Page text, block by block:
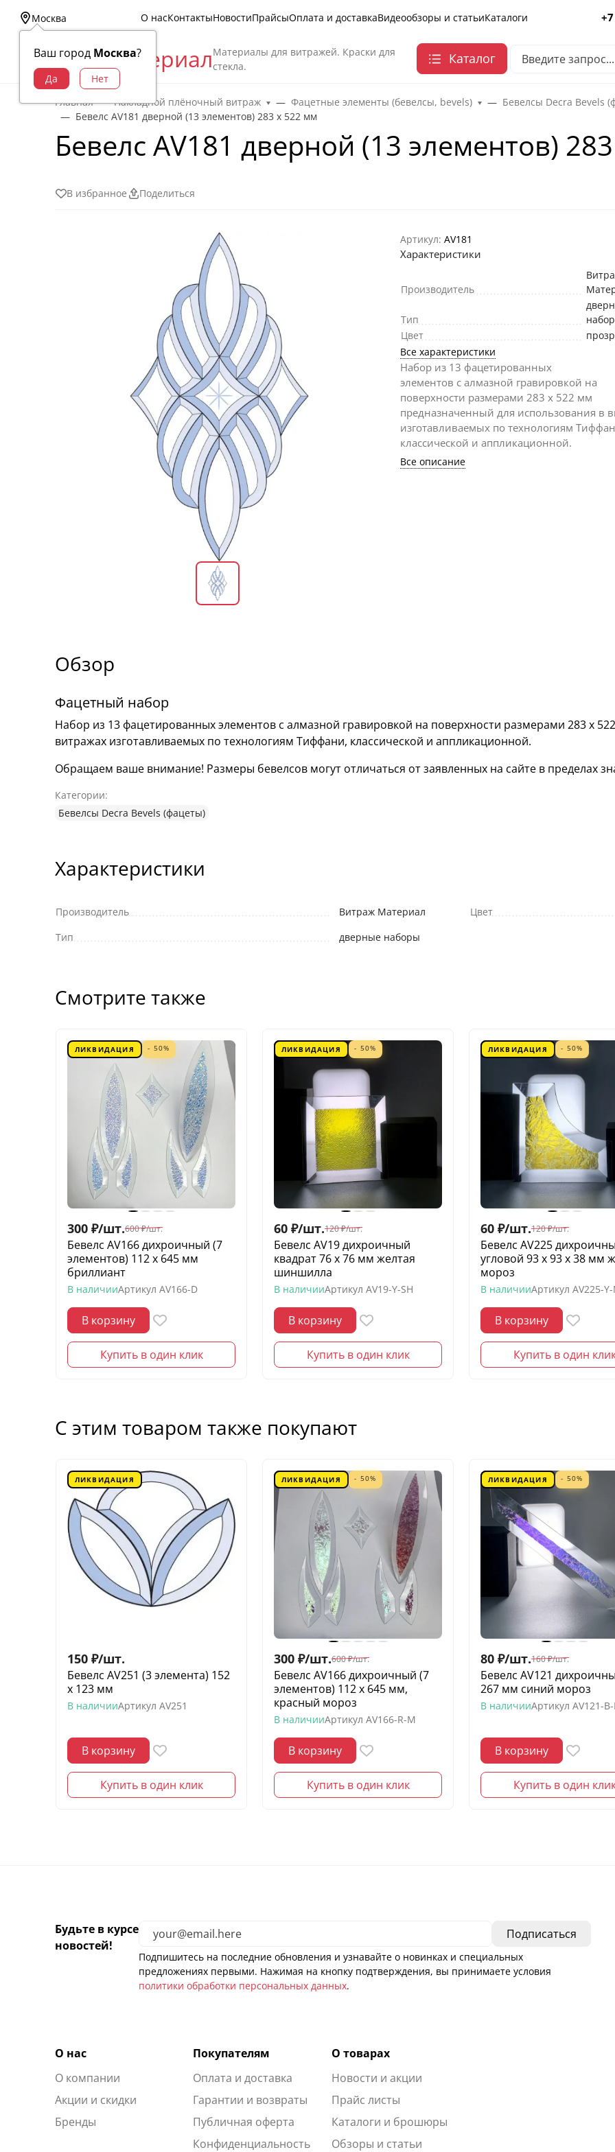
Москва
Ваш город Москва?
О насКонтактыНовостиПрайсыОплата и доставкаВидеообзоры и статьиКаталоги
Витраж МатериалМатериалы для витражей. Краски для
стекла.
Каталог
Главная Накладной плёночный витраж Фацетные элементы (бевелсы, bevels)
Бевелсы Decra Bevels
Бевелс AV181 дверной (13 элементов) 283 х 522 мм
Бевелс AV181 дверной (13 элементов)
В избранное Поделиться
Артикул: AV181
Характеристики
Производитель
Тип
Цвет
Все характеристики
Набор из 13 фацетированных
элементов с алмазной гравировкой на
поверхности размерами 283 х 522 мм
предназначенный для использования в
изготавливаемых по технологиям
классической и аппликационной.
Все описание
Обзор
Фацетный набор
Набор из 13 фацетированных элементов с алмазной гравировкой на поверхности размерами 283 х
витражах изготавливаемых по технологиям Тиффани, классической и аппликационной.
Обращаем ваше внимание! Размеры бевелсов могут отличаться от заявленных на сайте в пределах
Категории:
Бевелсы Decra Bevels (фацеты)
Характеристики
Производитель
Витраж Материал
Тип
дверные наборы
Цвет
Смотрите также
ЛИКВИДАЦИЯ - 50%
300 ₽/шт.600 ₽/шт.
Бевелс AV166 дихроичный (7
элементов) 112 х 645 мм
бриллиант
В наличииАртикул AV166-D
В корзину
Купить в один клик
ЛИКВИДАЦИЯ - 50%
60 ₽/шт.120 ₽/шт.
Бевелс AV19 дихроичный
квадрат 76 х 76 мм желтая
шиншилла
В наличииАртикул AV19-Y-SH
В корзину
Купить в один клик
ЛИКВИДАЦИЯ - 50%
60 ₽/шт.120 ₽/шт.
Бевелс AV225
угловой 93 х 93 х 38 мм
мороз
В наличииАртикул AV225-
В корзину
Купить в один
С этим товаром также покупают
ЛИКВИДАЦИЯ
150 ₽/шт.
Бевелс AV251 (3 элемента) 152
х 123 мм
В наличииАртикул AV251
В корзину
Купить в один клик
ЛИКВИДАЦИЯ - 50%
300 ₽/шт.600 ₽/шт.
Бевелс AV166 дихроичный (7
элементов) 112 х 645 мм,
красный мороз
В наличииАртикул AV166-R-M
В корзину
Купить в один клик
ЛИКВИДАЦИЯ - 50%
80 ₽/шт.160 ₽/шт.
Бевелс AV121
267 мм синий мороз
В наличииАртикул AV121-
В корзину
Купить в один
Будьте в курсе
новостей!
Подпишитесь на последние обновления и узнавайте о новинках и специальных
предложениях первыми. Нажимая на кнопку подтверждения, вы принимаете условия
политики обработки персональных данных.
О нас
О компании
Акции и скидки
Бренды
Покупателям
Оплата и доставка
Гарантии и возвраты
Публичная оферта
Конфиденциальность
О товарах
Новости и акции
Прайс листы
Каталоги и брошюры
Обзоры и статьи